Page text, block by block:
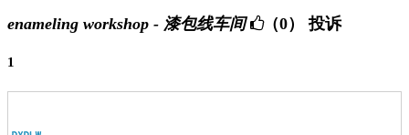
enameling workshop - 漆包线车间 （0） 投诉
1